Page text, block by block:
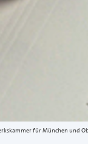
für München und